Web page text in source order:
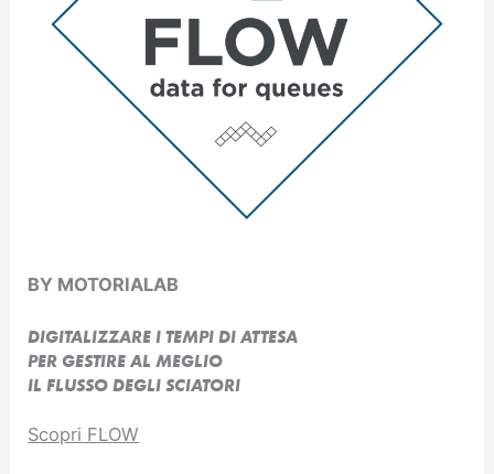
BY MOTORIALAB
DIGITALIZZARE I TEMPI DI ATTESA
PER GESTIRE AL MEGLIO
IL FLUSSO DEGLI SCIATORI
Scopri FLOW